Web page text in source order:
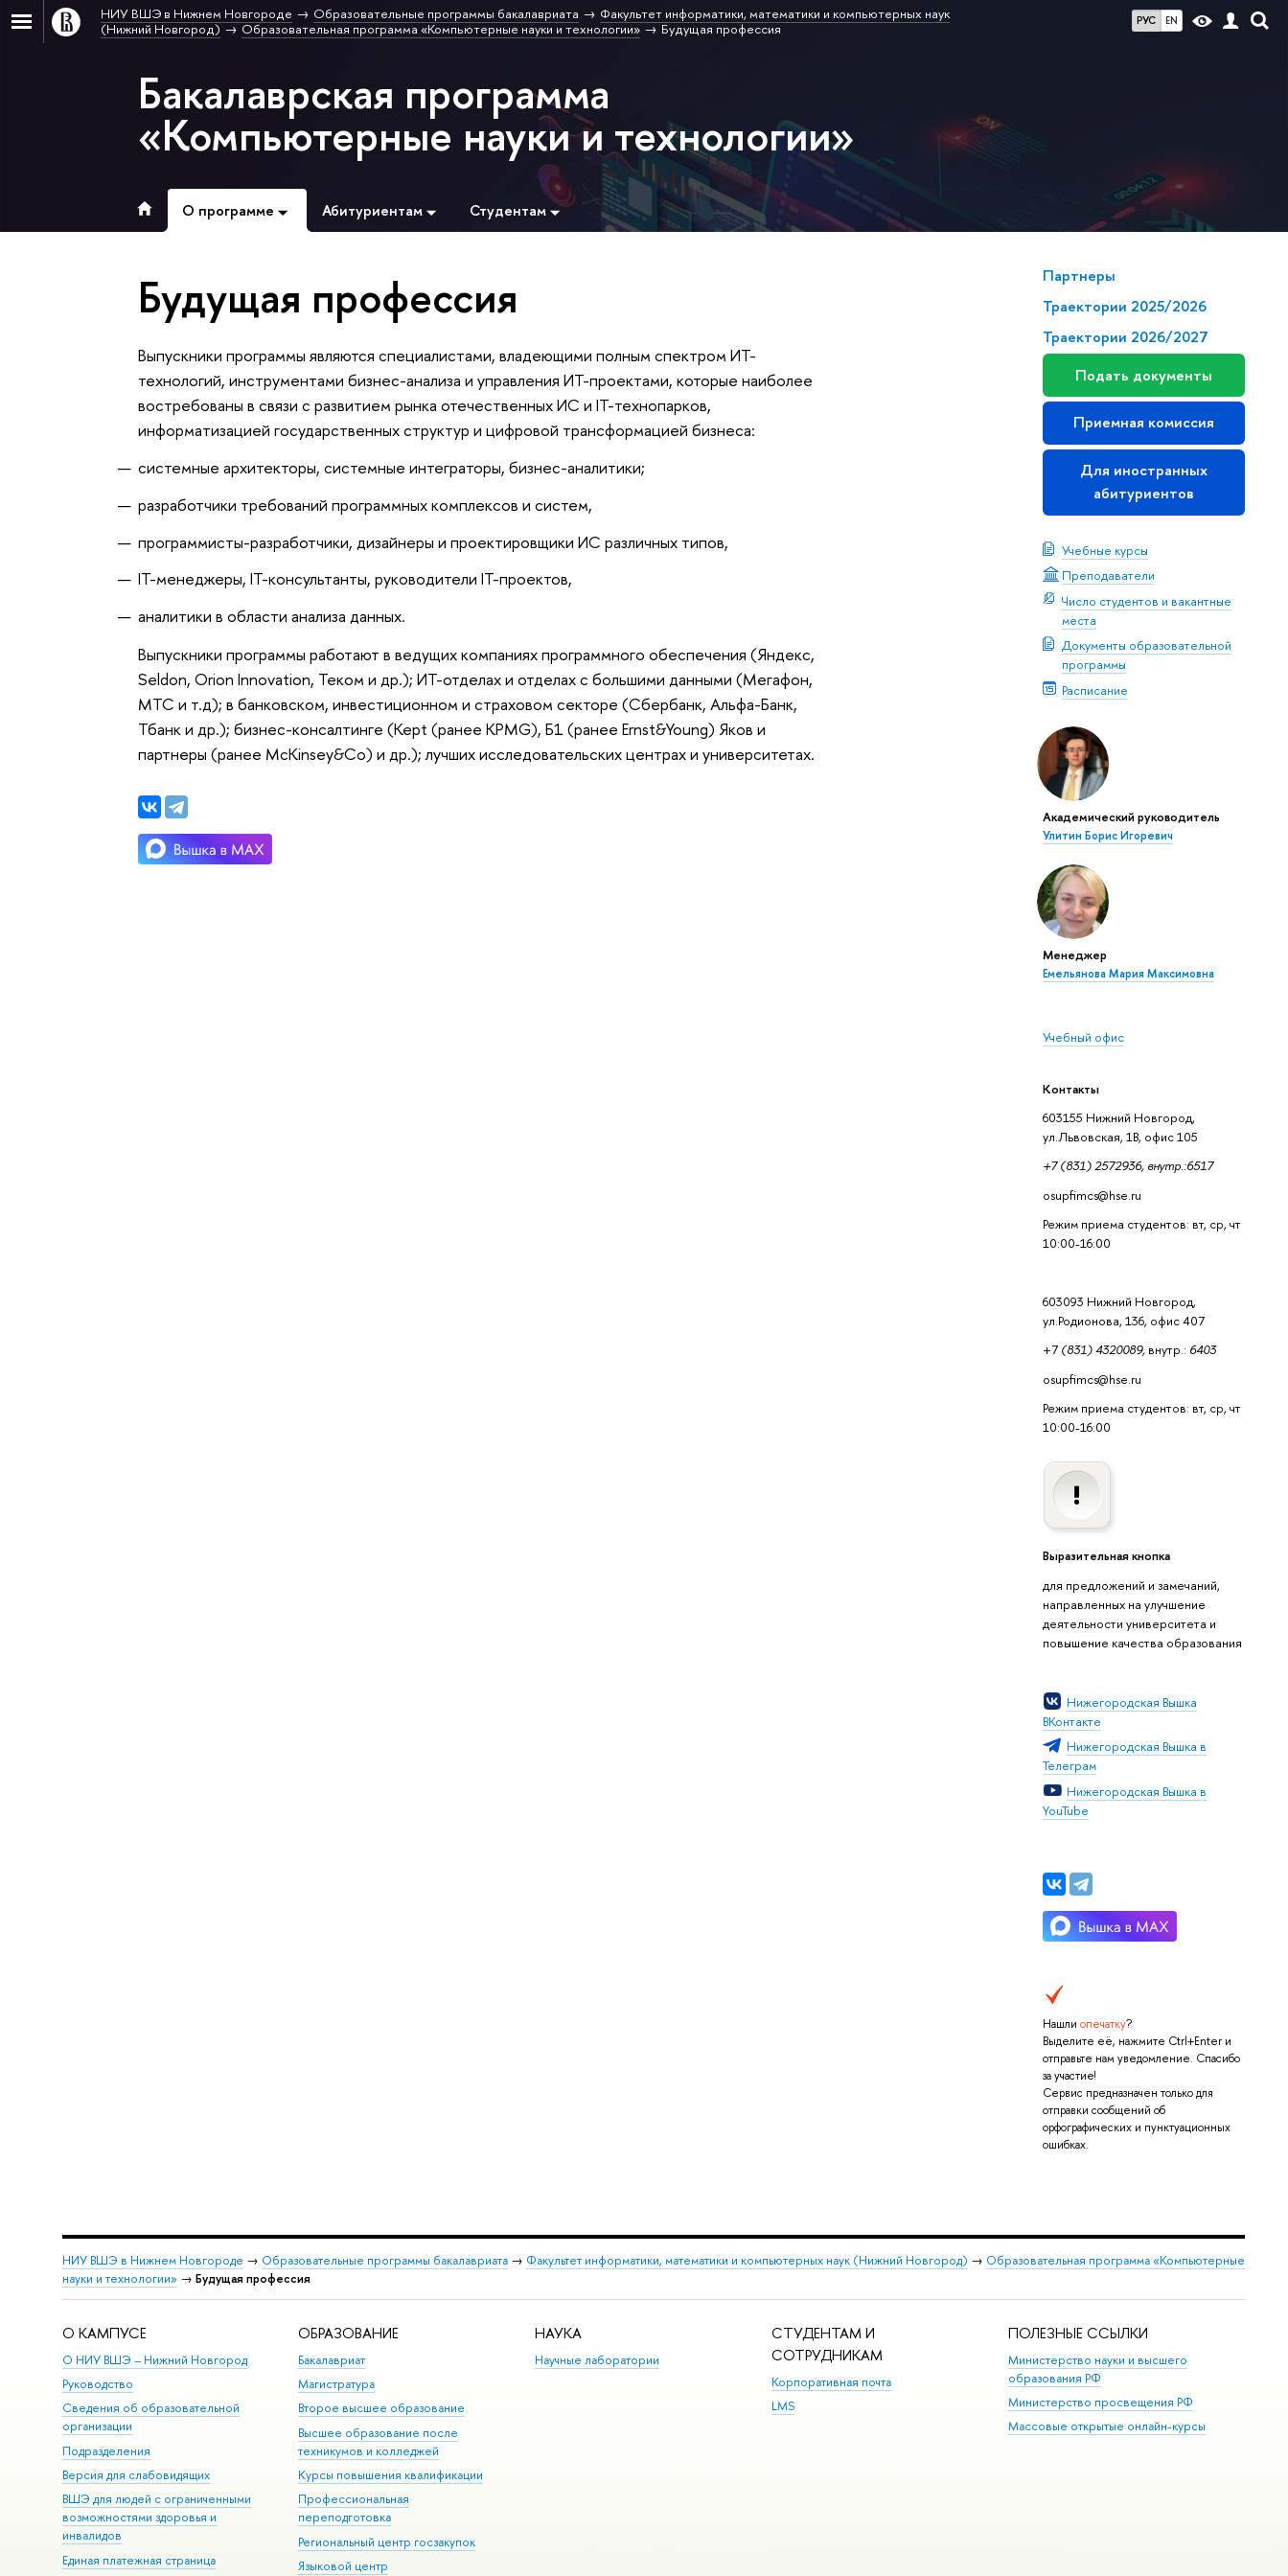
РУС EN
НИУ ВШЭ в Нижнем Новгороде Образовательные программы бакалавриата
Факультет информатики, математики и компьютерных наук
(Нижний Новгород)
Образовательная программа «Компьютерные науки и технологии» Будущая профессия
Бакалаврская программа
«Компьютерные науки и технологии»
О программе Абитуриентам Студентам
Партнеры
Траектории 2025/2026
Траектории 2026/2027
Подать документы
Приемная комиссия
Для иностранных
абитуриентов
Учебные курсы
Преподаватели
Число студентов и вакантные
места
Документы образовательной
программы
Расписание
Академический руководитель
Улитин Борис Игоревич
Менеджер
Емельянова Мария Максимовна
Учебный офис
Контакты
603155 Нижний Новгород,
ул.Львовская, 1В, офис 105
+7 (831) 2572936, внутр.:6517
osupfimcs@hse.ru
Режим приема студентов: вт, ср, чт
10:00-16:00
603093 Нижний Новгород,
ул.Родионова, 136, офис 407
+7 (831) 4320089,внутр.: 6403
osupfimcs@hse.ru
Режим приема студентов: вт, ср, чт
10:00-16:00
Выразительная кнопка
для предложений и замечаний,
направленных на улучшение
деятельности университета и
повышение качества образования
Нижегородская Вышка
ВКонтакте
Нижегородская Вышка в
Телеграм
Нижегородская Вышка в
YouTube
Нашли опечатку?
Выделите её, нажмите Ctrl+Enter и
отправьте нам уведомление. Спасибо
за участие!
Сервис предназначен только для
отправки сообщений об
орфографических и пунктуационных
ошибках.
Будущая профессия
Выпускники программы являются специалистами, владеющими полным спектром ИТ-
технологий, инструментами бизнес-анализа и управления ИТ-проектами, которые наиболее
востребованы в связи с развитием рынка отечественных ИС и IT-технопарков,
информатизацией государственных структур и цифровой трансформацией бизнеса:
системные архитекторы, системные интеграторы, бизнес-аналитики;
разработчики требований программных комплексов и систем,
программисты-разработчики, дизайнеры и проектировщики ИС различных типов,
IT-менеджеры, IT-консультанты, руководители IT-проектов,
аналитики в области анализа данных.
Выпускники программы работают в ведущих компаниях программного обеспечения (Яндекс,
Seldon, Orion Innovation, Теком и др.); ИТ-отделах и отделах с большими данными (Мегафон,
МТС и т.д); в банковском, инвестиционном и страховом секторе (Сбербанк, Альфа-Банк,
Тбанк и др.); бизнес-консалтинге (Kept (ранее KPMG), Б1 (ранее Ernst&Young) Яков и
партнеры (ранее McKinsey&Co) и др.); лучших исследовательских центрах и университетах.
НИУ ВШЭ в Нижнем Новгороде → Образовательные программы бакалавриата→ Факультет информатики, математики и компьютерных наук (Нижний Новгород) → Образовательная программа «Компьютерные
науки и технологии» → Будущая профессия
О КАМПУСЕ
О НИУ ВШЭ – Нижний Новгород
Руководство
Сведения об образовательной
организации
Подразделения
Версия для слабовидящих
ВШЭ для людей с ограниченными
возможностями здоровья и
инвалидов
Единая платежная страница
ОБРАЗОВАНИЕ
Бакалавриат
Магистратура
Второе высшее образование
Высшее образование после
техникумов и колледжей
Курсы повышения квалификации
Профессиональная
переподготовка
Региональный центр госзакупок
Языковой центр
НАУКА
Научные лаборатории
СТУДЕНТАМ И
СОТРУДНИКАМ
Корпоративная почта
LMS
ПОЛЕЗНЫЕ ССЫЛКИ
Министерство науки и высшего
образования РФ
Министерство просвещения РФ
Массовые открытые онлайн-курсы